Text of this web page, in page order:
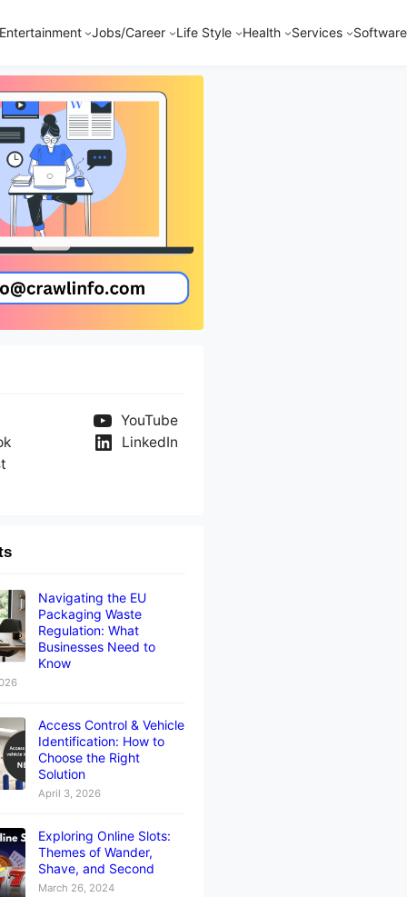
Entertainment Jobs/Career Life Style Health Services Software
YouTube
LinkedIn
Navigating the EU
Packaging Waste
Regulation: What
Businesses Need to
Know
Access Control & Vehicle
Identification: How to
Choose the Right
Solution
April 3, 2026
Exploring Online Slots:
Themes of Wander,
Shave, and Second
March 26, 2024